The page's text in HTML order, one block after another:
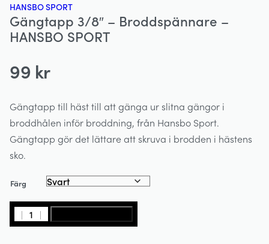
HANSBO SPORT
Gängtapp 3/8″ – Broddspännare –
HANSBO SPORT
99 kr
Gängtapp till häst till att gänga ur slitna gängor i
broddhålen inför broddning, från Hansbo Sport.
Gängtapp gör det lättare att skruva i brodden i hästens
sko.
Färg
Gängtapp
3/8"